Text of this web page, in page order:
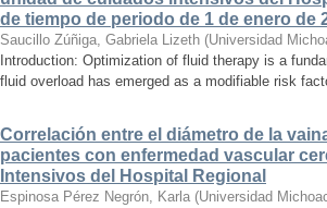
de tiempo de periodo de 1 de enero de
Saucillo Zúñiga, Gabriela Lizeth (Universidad
Introduction: Optimization of fluid therapy is a
fluid overload has emerged as a modifiable risk
Correlación entre el diámetro de la
pacientes con enfermedad vascular
Intensivos del Hospital Regional
Espinosa Pérez Negrón, Karla (Universidad